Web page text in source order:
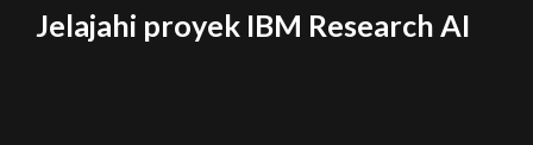
Jelajahi proyek IBM Research AI